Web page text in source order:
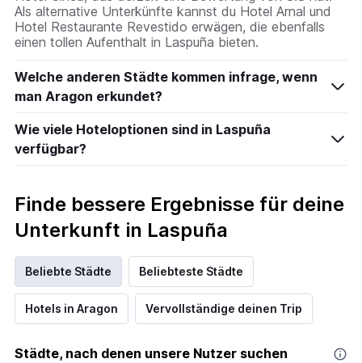
Als alternative Unterkünfte kannst du Hotel Arnal und
Hotel Restaurante Revestido erwägen, die ebenfalls
einen tollen Aufenthalt in Laspuña bieten.
Welche anderen Städte kommen infrage, wenn
man Aragon erkundet?
Wie viele Hoteloptionen sind in Laspuña
verfügbar?
Finde bessere Ergebnisse für deine
Unterkunft in Laspuña
Beliebte Städte Beliebteste Städte
Hotels in Aragon Vervollständige deinen Trip
Städte, nach denen unsere Nutzer suchen